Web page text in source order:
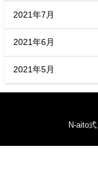
2021年7月
2021年6月
2021年5月
N-aito